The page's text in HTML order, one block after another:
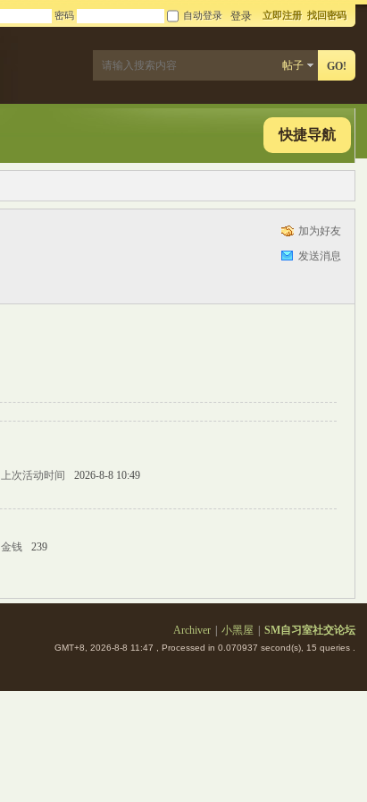
密码 自动登录 登录 立即注册 找回密码
帖子 GO!
快捷导航
加为好友
发送消息
上次活动时间
2026-8-8 10:49
金钱
239
Archiver 小黑屋 SM自习室社交论坛
GMT+8, 2026-8-8 11:47 , Processed in 0.070937 second(s), 15 queries .